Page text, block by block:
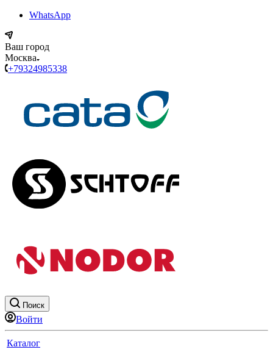
WhatsApp
Ваш город
Москва
+79324985338
Поиск
Войти
Каталог